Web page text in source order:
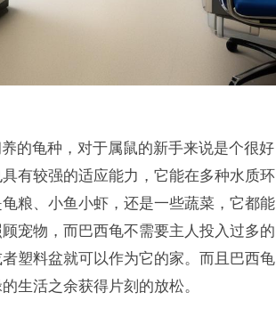
的龟种，对于属鼠的新手来说是个很好
有较强的适应能力，它能在多种水质环
粮、小鱼小虾，还是一些蔬菜，它都能
宠物，而巴西龟不需要主人投入过多的
塑料盆就可以作为它的家。而且巴西龟
生活之余获得片刻的放松。